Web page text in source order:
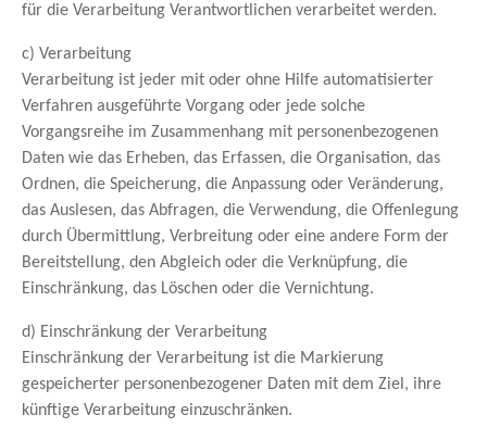
für die Verarbeitung Verantwortlichen verarbeitet werden.
c) Verarbeitung
Verarbeitung ist jeder mit oder ohne Hilfe automatisierter
Verfahren ausgeführte Vorgang oder jede solche
Vorgangsreihe im Zusammenhang mit personenbezogenen
Daten wie das Erheben, das Erfassen, die Organisation, das
Ordnen, die Speicherung, die Anpassung oder Veränderung,
das Auslesen, das Abfragen, die Verwendung, die Offenlegung
durch Übermittlung, Verbreitung oder eine andere Form der
Bereitstellung, den Abgleich oder die Verknüpfung, die
Einschränkung, das Löschen oder die Vernichtung.
d) Einschränkung der Verarbeitung
Einschränkung der Verarbeitung ist die Markierung
gespeicherter personenbezogener Daten mit dem Ziel, ihre
künftige Verarbeitung einzuschränken.